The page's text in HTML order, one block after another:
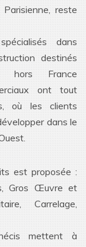
reste
dans
destinés
hors France
ont tout
où les clients
dans le
est proposée :
Gros Œuvre et
Carrelage,
mettent à